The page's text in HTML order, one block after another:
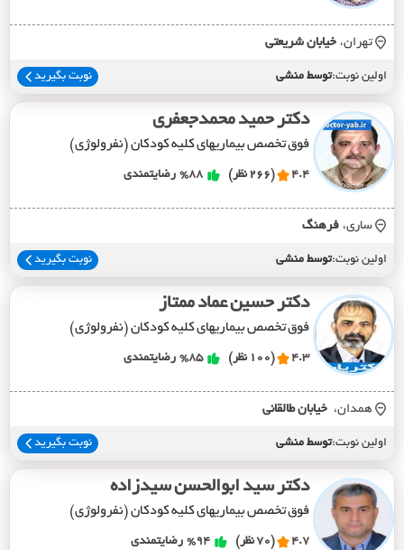
تهران، خيابان شريعتي
اولین نوبت:توسط منشی نوبت بگیرید
دکتر حمید محمدجعفری
فوق تخصص بیماریهای کلیه کودکان (نفرولوژی)
4.4 (266 نظر) %88 رضایتمندی
ساری، فرهنگ
اولین نوبت:توسط منشی نوبت بگیرید
دکتر حسین عماد ممتاز
فوق تخصص بیماریهای کلیه کودکان (نفرولوژی)
4.3 (100 نظر) %85 رضایتمندی
همدان، خيابان طالقاني
اولین نوبت:توسط منشی نوبت بگیرید
دکتر سید ابوالحسن سیدزاده
فوق تخصص بیماریهای کلیه کودکان (نفرولوژی)
4.7 (70 نظر) %94 رضایتمندی